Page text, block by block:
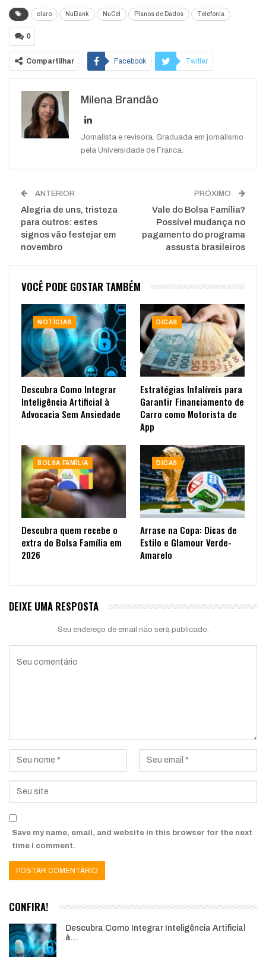
claro NuBank NuCel Planos de Dados Telefonia
0
Compartilhar Facebook Twitter
WhatsApp
Milena Brandão
Jornalista e revisora. Graduada em jornalismo
pela Universidade de Franca.
ANTERIOR
Alegria de uns, tristeza
para outros: estes
signos vão festejar em
novembro
PRÓXIMO
Vale do Bolsa Família?
Possível mudança no
pagamento do programa
assusta brasileiros
VOCÊ PODE GOSTAR TAMBÉM
NOTÍCIAS
Descubra Como Integrar
Inteligência Artificial à
Advocacia Sem Ansiedade
DICAS
Estratégias Infalíveis para
Garantir Financiamento de
Carro como Motorista de
App
BOLSA FAMÍLIA
Descubra quem recebe o
extra do Bolsa Família em
2026
DICAS
Arrase na Copa: Dicas de
Estilo e Glamour Verde-
Amarelo
DEIXE UMA RESPOSTA
Seu endereço de email não será publicado.
Save my name, email, and website in this browser for the next
time I comment.
CONFIRA!
Descubra Como Integrar Inteligência Artificial
à…